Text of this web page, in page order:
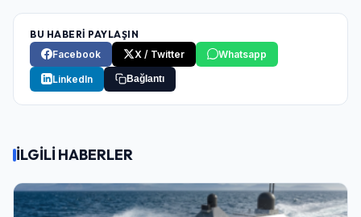
BU HABERİ PAYLAŞIN
Facebook
X / Twitter Whatsapp
LinkedIn Bağlantı
İLGİLİ HABERLER